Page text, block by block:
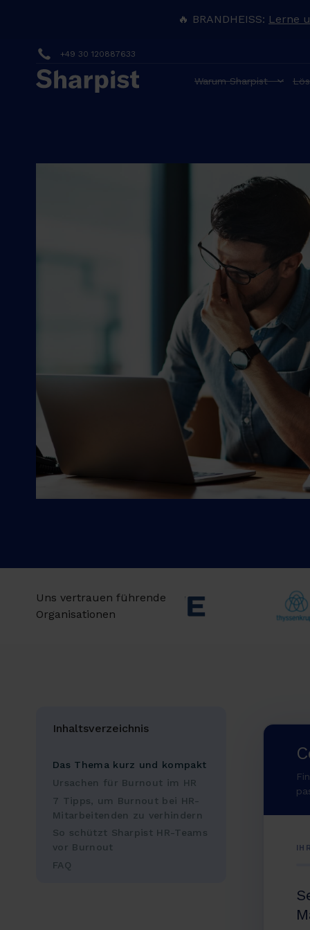
🔥 BRANDHEISS: Lerne
+49 30 120887633
Warum Sharpist
Uns vertrauen führende
Organisationen
Inhaltsverzeichnis
Das Thema kurz und kompakt
Ursachen für Burnout im HR
7 Tipps, um Burnout bei HR-
Mitarbeitenden zu verhindern
So schützt Sharpist HR-Teams
vor Burnout
FAQ